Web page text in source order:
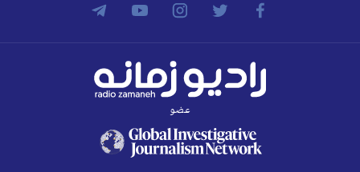
عضو